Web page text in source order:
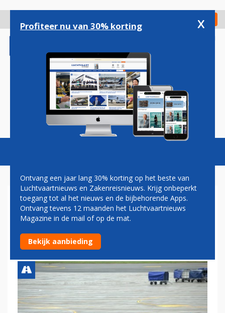
gaan
Check in
Magazine Podcasts Vacatures
GRONDPERSONEEL KLM
KOMT MAANDAG MET ACTIE
OP SCHIPHOL
Profiteer nu van 30% korting x
Ontvang een jaar lang 30% korting op het beste van
Luchtvaartnieuws en Zakenreisnieuws. Krijg onbeperkt
toegang tot al het nieuws en de bijbehorende Apps.
Ontvang tevens 12 maanden het Luchtvaartnieuws
Magazine in de mail of op de mat.
Bekijk aanbieding